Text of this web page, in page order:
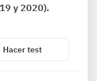
y 2020).
Hacer test